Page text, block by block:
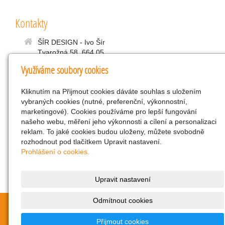
Kontakty
ŠÍR DESIGN - Ivo Šír
Tvarožná 58, 664 05
sirdesign@volny.cz
Oblíbené odkazy
Lepidla Surefix
Lepidla a tmely Cyberbond
Centrum registrace odkazů
ŠÍR DESIGN - Ivo Šír | Mapa webu
Využíváme soubory cookies
Kliknutím na Přijmout cookies dáváte souhlas s uložením
vybraných cookies (nutné, preferenční, výkonnostní,
marketingové). Cookies používáme pro lepší fungování
našeho webu, měření jeho výkonnosti a cílení a personalizaci
reklam. To jaké cookies budou uloženy, můžete svobodně
rozhodnout pod tlačítkem Upravit nastavení.
Prohlášení o cookies.
Upravit nastavení
Odmítnout cookies
Přijmout cookies